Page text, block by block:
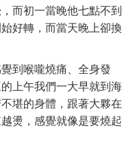
而初一當晚他七點不到
好轉，而當天晚上卻換
到喉嚨燒痛、全身發
上午我們一大早就到海
堪的身體，跟著大夥在
燙，感覺就像是要燒起